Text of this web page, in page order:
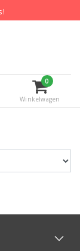
0
Winkelwagen